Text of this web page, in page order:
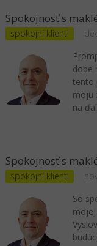
Spokojnosť s
spokojní klienti
dobe
tento
moju
na
Spokojnosť s
spokojní klienti
So